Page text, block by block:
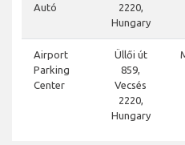
Autó
2220,
Hungary
Airport
Parking
Center
Üllői út
859,
Vecsés
2220,
Hungary